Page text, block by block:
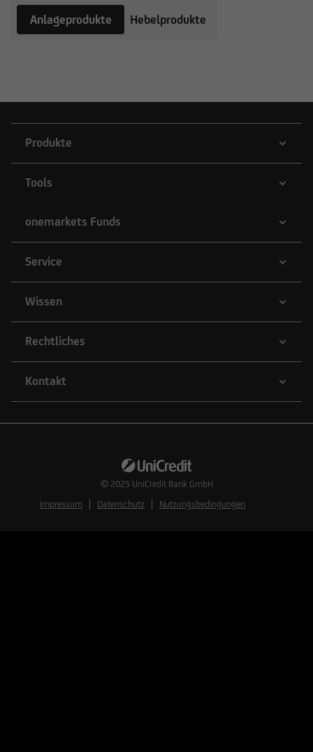
Anlageprodukte Hebelprodukte
Produkte
Tools
onemarkets Funds
Service
Wissen
Rechtliches
Kontakt
© 2025 UniCredit Bank GmbH
Impressum
Datenschutz Nutzungsbedingungen